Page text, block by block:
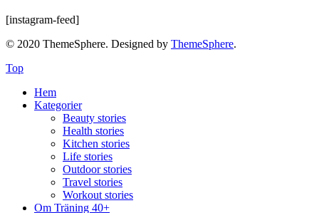
[instagram-feed]
© 2020 ThemeSphere. Designed by ThemeSphere.
Top
Hem
Kategorier
Beauty stories
Health stories
Kitchen stories
Life stories
Outdoor stories
Travel stories
Workout stories
Om Träning 40+